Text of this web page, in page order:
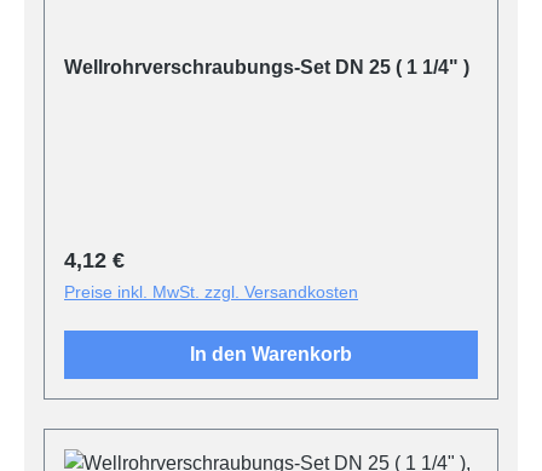
Wellrohrverschraubungs-Set DN 25 ( 1 1/4" )
Regulärer Preis:
4,12 €
Preise inkl. MwSt. zzgl. Versandkosten
In den Warenkorb